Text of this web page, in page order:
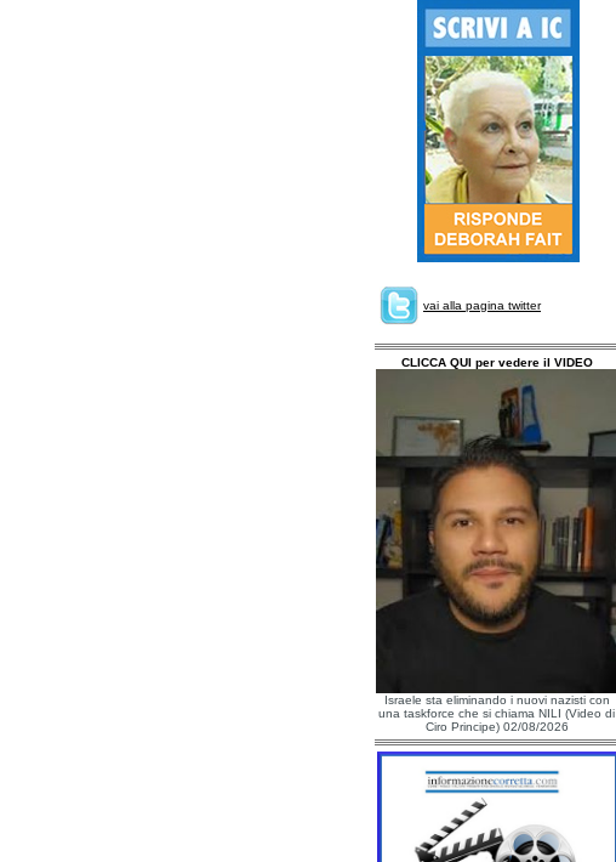
vai alla pagina twitter
CLICCA QUI per vedere il VIDEO
Israele sta eliminando i nuovi nazisti con
una taskforce che si chiama NILI (Video di
Ciro Principe) 02/08/2026